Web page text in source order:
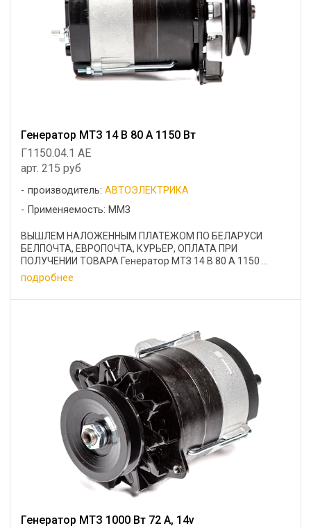
Генератор МТЗ 14 В 80 А 1150 Вт
Г1150.04.1 AE
арт. 215 руб
производитель:АВТОЭЛЕКТРИКА
Применяемость: ММЗ
ВЫШЛЕМ НАЛОЖЕННЫМ ПЛАТЕЖОМ ПО БЕЛАРУСИ
БЕЛПОЧТА, ЕВРОПОЧТА, КУРЬЕР, ОПЛАТА ПРИ
ПОЛУЧЕНИИ ТОВАРА Генератор МТЗ 14 В 80 А 1150 ...
подробнее
Генератор МТЗ 1000 Вт 72 А, 14v